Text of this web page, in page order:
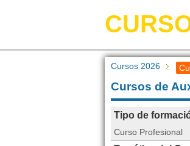
Cursos 2026
Cursos de
Tipo de
Curso Profesional